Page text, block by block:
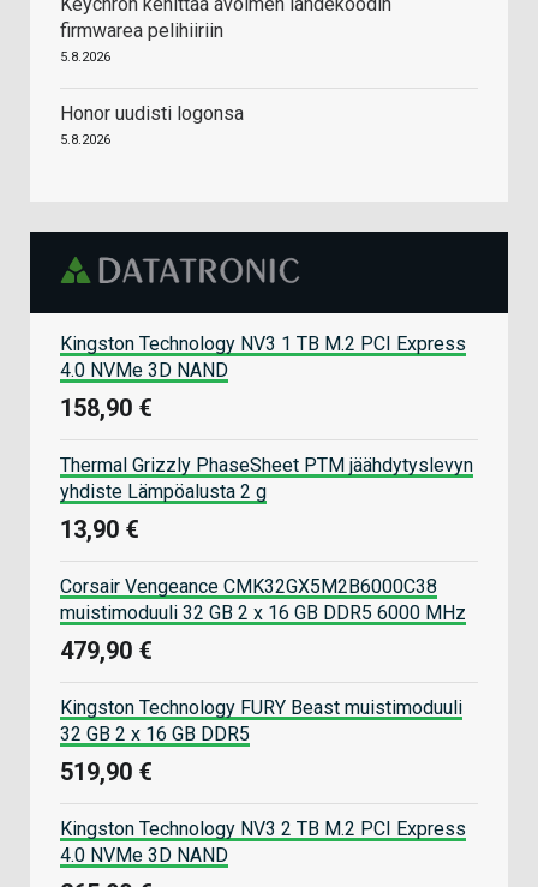
firmwarea pelihiiriin
5.8.2026
Honor uudisti logonsa
5.8.2026
Kingston Technology NV3 1 TB M.2 PCI Express
4.0 NVMe 3D NAND
158,90 €
Thermal Grizzly PhaseSheet PTM jäähdytyslevyn
yhdiste Lämpöalusta 2 g
13,90 €
Corsair Vengeance CMK32GX5M2B6000C38
muistimoduuli 32 GB 2 x 16 GB DDR5 6000 MHz
479,90 €
Kingston Technology FURY Beast muistimoduuli
32 GB 2 x 16 GB DDR5
519,90 €
Kingston Technology NV3 2 TB M.2 PCI Express
4.0 NVMe 3D NAND